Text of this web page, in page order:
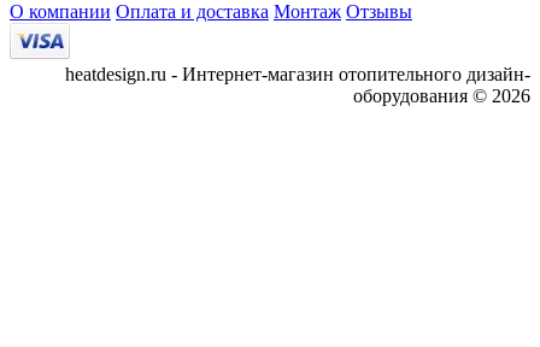
О компании Оплата и доставка Монтаж Отзывы
heatdesign.ru - Интернет-магазин отопительного дизайн-
оборудования © 2026